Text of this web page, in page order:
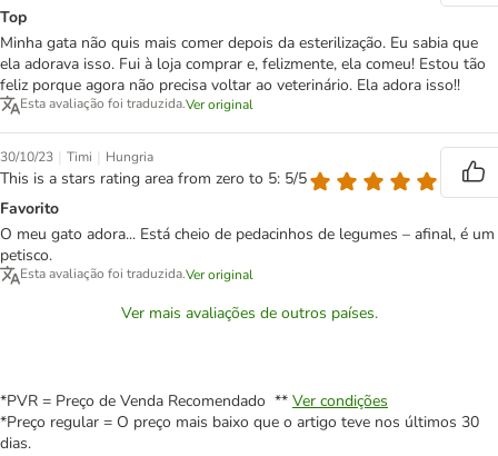
Top
Minha gata não quis mais comer depois da esterilização. Eu sabia que
ela adorava isso. Fui à loja comprar e, felizmente, ela comeu! Estou tão
feliz porque agora não precisa voltar ao veterinário. Ela adora isso!!
Esta avaliação foi traduzida.Ver original
30/10/23 | Timi | Hungria
This is a stars rating area from zero to 5: 5/5
Favorito
O meu gato adora... Está cheio de pedacinhos de legumes – afinal, é um
petisco.
Esta avaliação foi traduzida.Ver original
Ver mais avaliações de outros países.
*PVR = Preço de Venda Recomendado ** Ver condições
*Preço regular = O preço mais baixo que o artigo teve nos últimos 30
dias.